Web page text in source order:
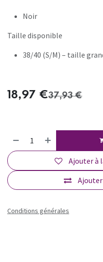
Noir
Taille disponible
38/40 (S/M) – taille
18,97 €37,93€
Ajouter à
Conditions générales